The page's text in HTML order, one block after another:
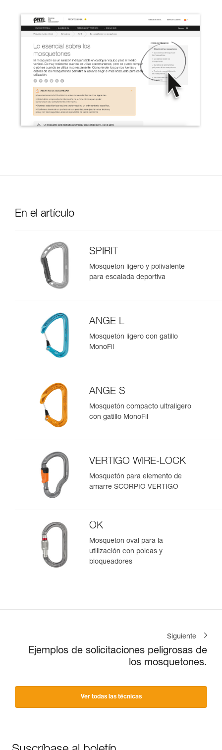
En el artículo
SPIRIT
Mosquetón ligero y polivalente
para escalada deportiva
ANGE L
Mosquetón ligero con gatillo
MonoFil
ANGE S
Mosquetón compacto ultraligero
con gatillo MonoFil
VERTIGO WIRE-LOCK
Mosquetón para elemento de
amarre SCORPIO VERTIGO
OK
Mosquetón oval para la
utilización con poleas y
bloqueadores
Siguiente
Ejemplos de solicitaciones peligrosas de
los mosquetones.
Ver todas las técnicas